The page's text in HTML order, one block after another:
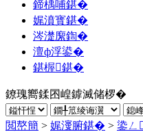
鍗楀哺鍖�
娓濆寳鍖�
涔濋緳鍧�
澶ф浮鍙�
鍖楃鍖�
鐐瑰嚮鍒囨崲鎼滅储椤�
閲嶅簡 > 娓濅腑鍖� > 鍌